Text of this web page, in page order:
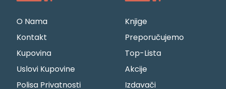
O Nama
Kontakt
Kupovina
Uslovi Kupovine
Polisa Privatnosti
Knjige
Preporučujemo
Top-Lista
Akcije
Izdavači